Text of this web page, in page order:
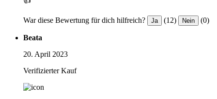
War diese Bewertung für dich hilfreich? Ja (12) Nein (0)
Beata
20. April 2023
Verifizierter Kauf